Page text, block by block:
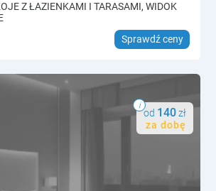
Z ŁAZIENKAMI I TARASAMI, WIDOK
Sprawdź ceny
od 140zł
za dobę
i